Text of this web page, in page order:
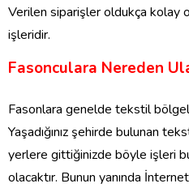
Verilen siparişler oldukça kolay
işleridir.
Fasonculara Nereden
Fasonlara genelde tekstil
Yaşadığınız şehirde bulunan
yerlere gittiğinizde böyle işleri
olacaktır. Bunun yanında